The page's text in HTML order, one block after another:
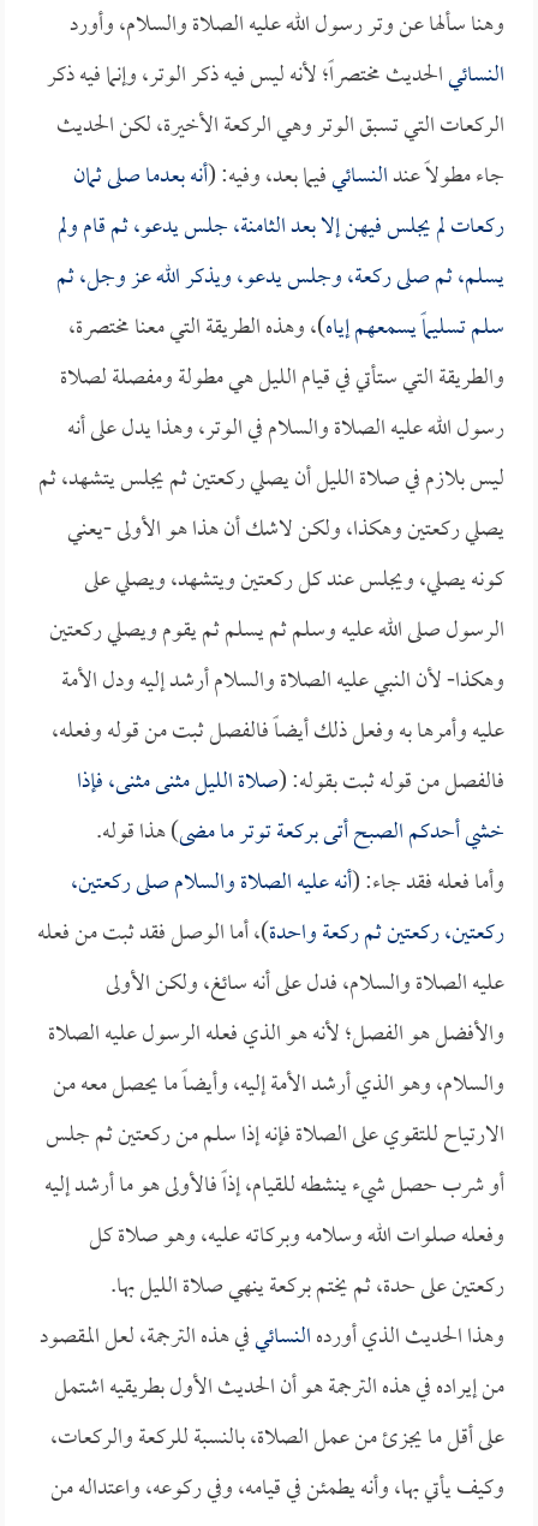
وهنا سألها عن وتر رسول الله عليه الصلاة والسلام، وأورد
النسائيالحديث مختصراً؛ لأنه ليس فيه ذكر الوتر، وإنما فيه ذكر
الركعات التي تسبق الوتر وهي الركعة الأخيرة، لكن الحديث
جاء مطولاً عندالنسائيفيما بعد، وفيه: (أنه بعدما صلى ثمان
ركعات لم يجلس فيهن إلا بعد الثامنة، جلس يدعو، ثم قام ولم
يسلم، ثم صلى ركعة، وجلس يدعو، ويذكر الله عز وجل، ثم
سلم تسليماً يسمعهم إياه)، وهذه الطريقة التي معنا مختصرة،
والطريقة التي ستأتي في قيام الليل هي مطولة ومفصلة لصلاة
رسول الله عليه الصلاة والسلام في الوتر، وهذا يدل على أنه
ليس بلازم في صلاة الليل أن يصلي ركعتين ثم يجلس يتشهد، ثم
يصلي ركعتين وهكذا، ولكن لاشك أن هذا هو الأولى -يعني
كونه يصلي، ويجلس عند كل ركعتين ويتشهد، ويصلي على
الرسول صلى الله عليه وسلم ثم يسلم ثم يقوم ويصلي ركعتين
وهكذا- لأن النبي عليه الصلاة والسلام أرشد إليه ودل الأمة
عليه وأمرها به وفعل ذلك أيضاً فالفصل ثبت من قوله وفعله،
فالفصل من قوله ثبت بقوله: (صلاة الليل مثنى مثنى، فإذا
خشي أحدكم الصبح أتى بركعة توتر ما مضى) هذا قوله.
وأما فعله فقد جاء: (أنه عليه الصلاة والسلام صلى ركعتين،
ركعتين، ركعتين ثم ركعة واحدة)، أما الوصل فقد ثبت من فعله
عليه الصلاة والسلام، فدل على أنه سائغ، ولكن الأولى
والأفضل هو الفصل؛ لأنه هو الذي فعله الرسول عليه الصلاة
والسلام، وهو الذي أرشد الأمة إليه، وأيضاً ما يحصل معه من
الارتياح للتقوي على الصلاة فإنه إذا سلم من ركعتين ثم جلس
أو شرب حصل شيء ينشطه للقيام، إذاً فالأولى هو ما أرشد إليه
وفعله صلوات الله وسلامه وبركاته عليه، وهو صلاة كل
ركعتين على حدة، ثم يختم بركعة ينهي صلاة الليل بها.
وهذا الحديث الذي أوردهالنسائيفي هذه الترجمة، لعل المقصود
من إيراده في هذه الترجمة هو أن الحديث الأول بطريقيه اشتمل
على أقل ما يجزئ من عمل الصلاة، بالنسبة للركعة والركعات،
وكيف يأتي بها، وأنه يطمئن في قيامه، وفي ركوعه، واعتداله من